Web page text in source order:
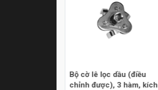
Bộ cờ lê lọc dầu (điều
chỉnh được), 3 hàm, kích